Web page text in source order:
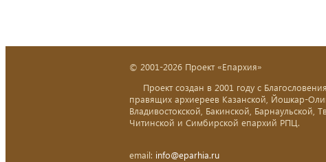
© 2001-2026 Проект «Епархия»
Проект создан в 2001 году с Благословения
правящих архиереев Казанской, Йошкар-
Владивостокской, Бакинской, Барнаульской,
Читинской и Симбирской епархий РПЦ.
email: info@eparhia.ru